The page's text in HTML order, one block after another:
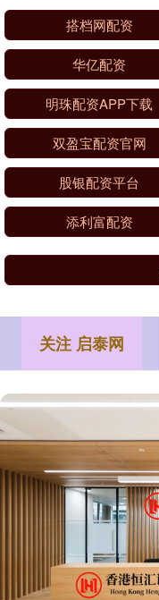
搭档网配资
华亿配资
明珠配资APP下载
双盈宝配资官网
股银配资平台
添利富配资
关注 启泰网